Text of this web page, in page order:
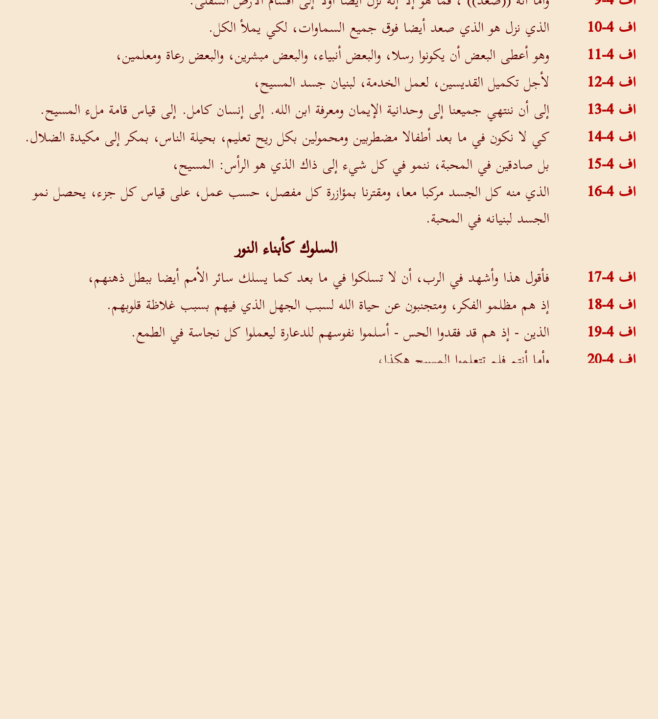
اف 4-10
الذي نزل هو الذي صعد أيضا فوق جميع السماوات، لكي يملأ الكل.
اف 4-11
وهو أعطى البعض أن يكونوا رسلا، والبعض أنبياء، والبعض مبشرين، والبعض رعاة ومعلمين،
اف 4-12
لأجل تكميل القديسين، لعمل الخدمة، لبنيان جسد المسيح،
اف 4-13
إلى أن ننتهي جميعنا إلى وحدانية الإيمان ومعرفة ابن الله. إلى إنسان كامل. إلى قياس قامة ملء المسيح.
اف 4-14
كي لا نكون في ما بعد أطفالا مضطربين ومحمولين بكل ريح تعليم، بحيلة الناس، بمكر إلى مكيدة الضلال.
اف 4-15
بل صادقين في المحبة، ننمو في كل شيء إلى ذاك الذي هو الرأس: المسيح،
اف 4-16
الذي منه كل الجسد مركبا معا، ومقترنا بمؤازرة كل مفصل، حسب عمل، على قياس كل جزء، يحصل نمو
الجسد لبنيانه في المحبة.
السلوك كأبناء النور
اف 4-17
فأقول هذا وأشهد في الرب، أن لا تسلكوا في ما بعد كما يسلك سائر الأمم أيضا ببطل ذهنهم،
اف 4-18
إذ هم مظلمو الفكر، ومتجنبون عن حياة الله لسبب الجهل الذي فيهم بسبب غلاظة قلوبهم.
اف 4-19
الذين - إذ هم قد فقدوا الحس - أسلموا نفوسهم للدعارة ليعملوا كل نجاسة في الطمع.
اف 4-20
وأما أنتم فلم تتعلموا المسيح هكذا،